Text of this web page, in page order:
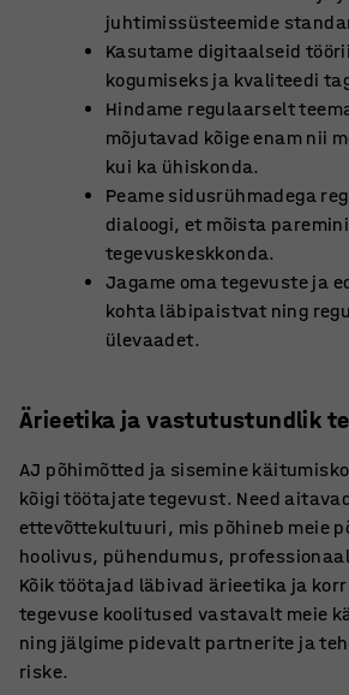
juhtimissüsteemide
Kasutame digitaalseid
kogumiseks ja kvaliteedi
Hindame regulaarselt
mõjutavad kõige enam nii
kui ka ühiskonda.
Peame sidusrühmadega
dialoogi, et mõista
tegevuskeskkonda.
Jagame oma tegevuste ja
kohta läbipaistvat ning
ülevaadet.
Ärieetika ja vastutustundlik
AJ põhimõtted ja sisemine
kõigi töötajate tegevust. Need
ettevõttekultuuri, mis põhineb meie
hoolivus, pühendumus,
Kõik töötajad läbivad ärieetika ja
tegevuse koolitused vastavalt meie
ning jälgime pidevalt partnerite ja
riske.